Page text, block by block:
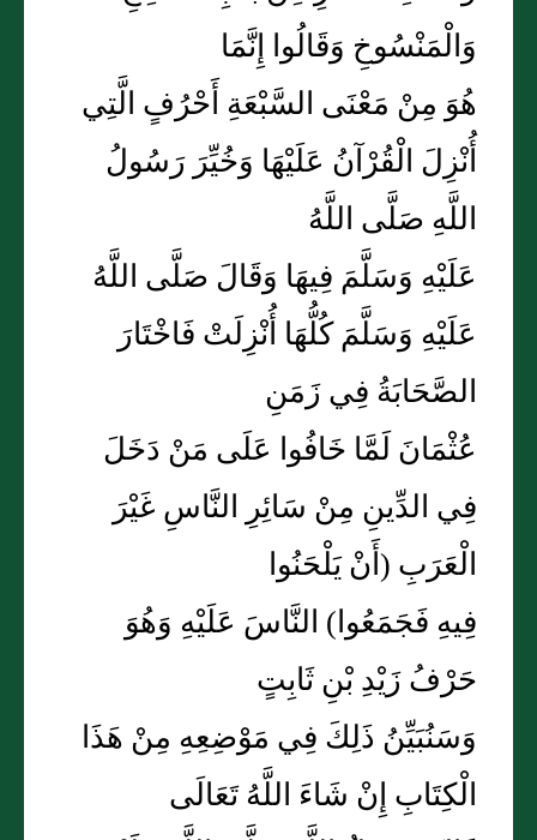
وَالْمَنْسُوخِ وَقَالُوا إِنَّمَا
هُوَ مِنْ مَعْنَى السَّبْعَةِ أَحْرُفٍ الَّتِي
أُنْزِلَ الْقُرْآنُ عَلَيْهَا وَخُيِّرَ رَسُولُ
اللَّهِ صَلَّى اللَّهُ
عَلَيْهِ وَسَلَّمَ فِيهَا وَقَالَ صَلَّى اللَّهُ
عَلَيْهِ وَسَلَّمَ كُلُّهَا أُنْزِلَتْ فَاخْتَارَ
الصَّحَابَةُ فِي زَمَنِ
عُثْمَانَ لَمَّا خَافُوا عَلَى مَنْ دَخَلَ
فِي الدِّينِ مِنْ سَائِرِ النَّاسِ غَيْرَ
الْعَرَبِ (أَنْ يَلْحَنُوا
فِيهِ فَجَمَعُوا) النَّاسَ عَلَيْهِ وَهُوَ
حَرْفُ زَيْدِ بْنِ ثَابِتٍ
وَسَنُبَيِّنُ ذَلِكَ فِي مَوْضِعِهِ مِنْ هَذَا
الْكِتَابِ إِنْ شَاءَ اللَّهُ تَعَالَى